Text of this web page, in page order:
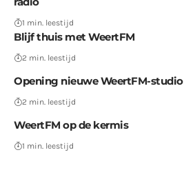
1 min. leestijd
Blijf thuis met WeertFM
2 min. leestijd
Opening nieuwe WeertFM-studio
2 min. leestijd
WeertFM op de kermis
1 min. leestijd